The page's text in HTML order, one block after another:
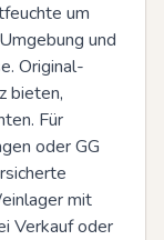
um
und
Original-
bieten,
Für
oder GG
mit
Verkauf oder